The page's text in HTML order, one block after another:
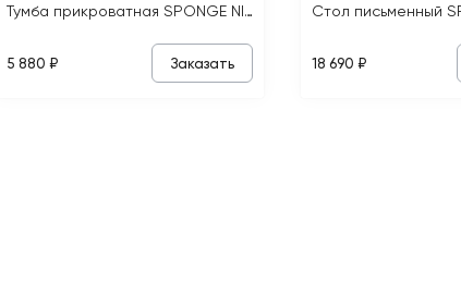
Тумба прикроватная SPONGE NIGHTSTAND
5 880 ₽ Заказать 18 690 ₽